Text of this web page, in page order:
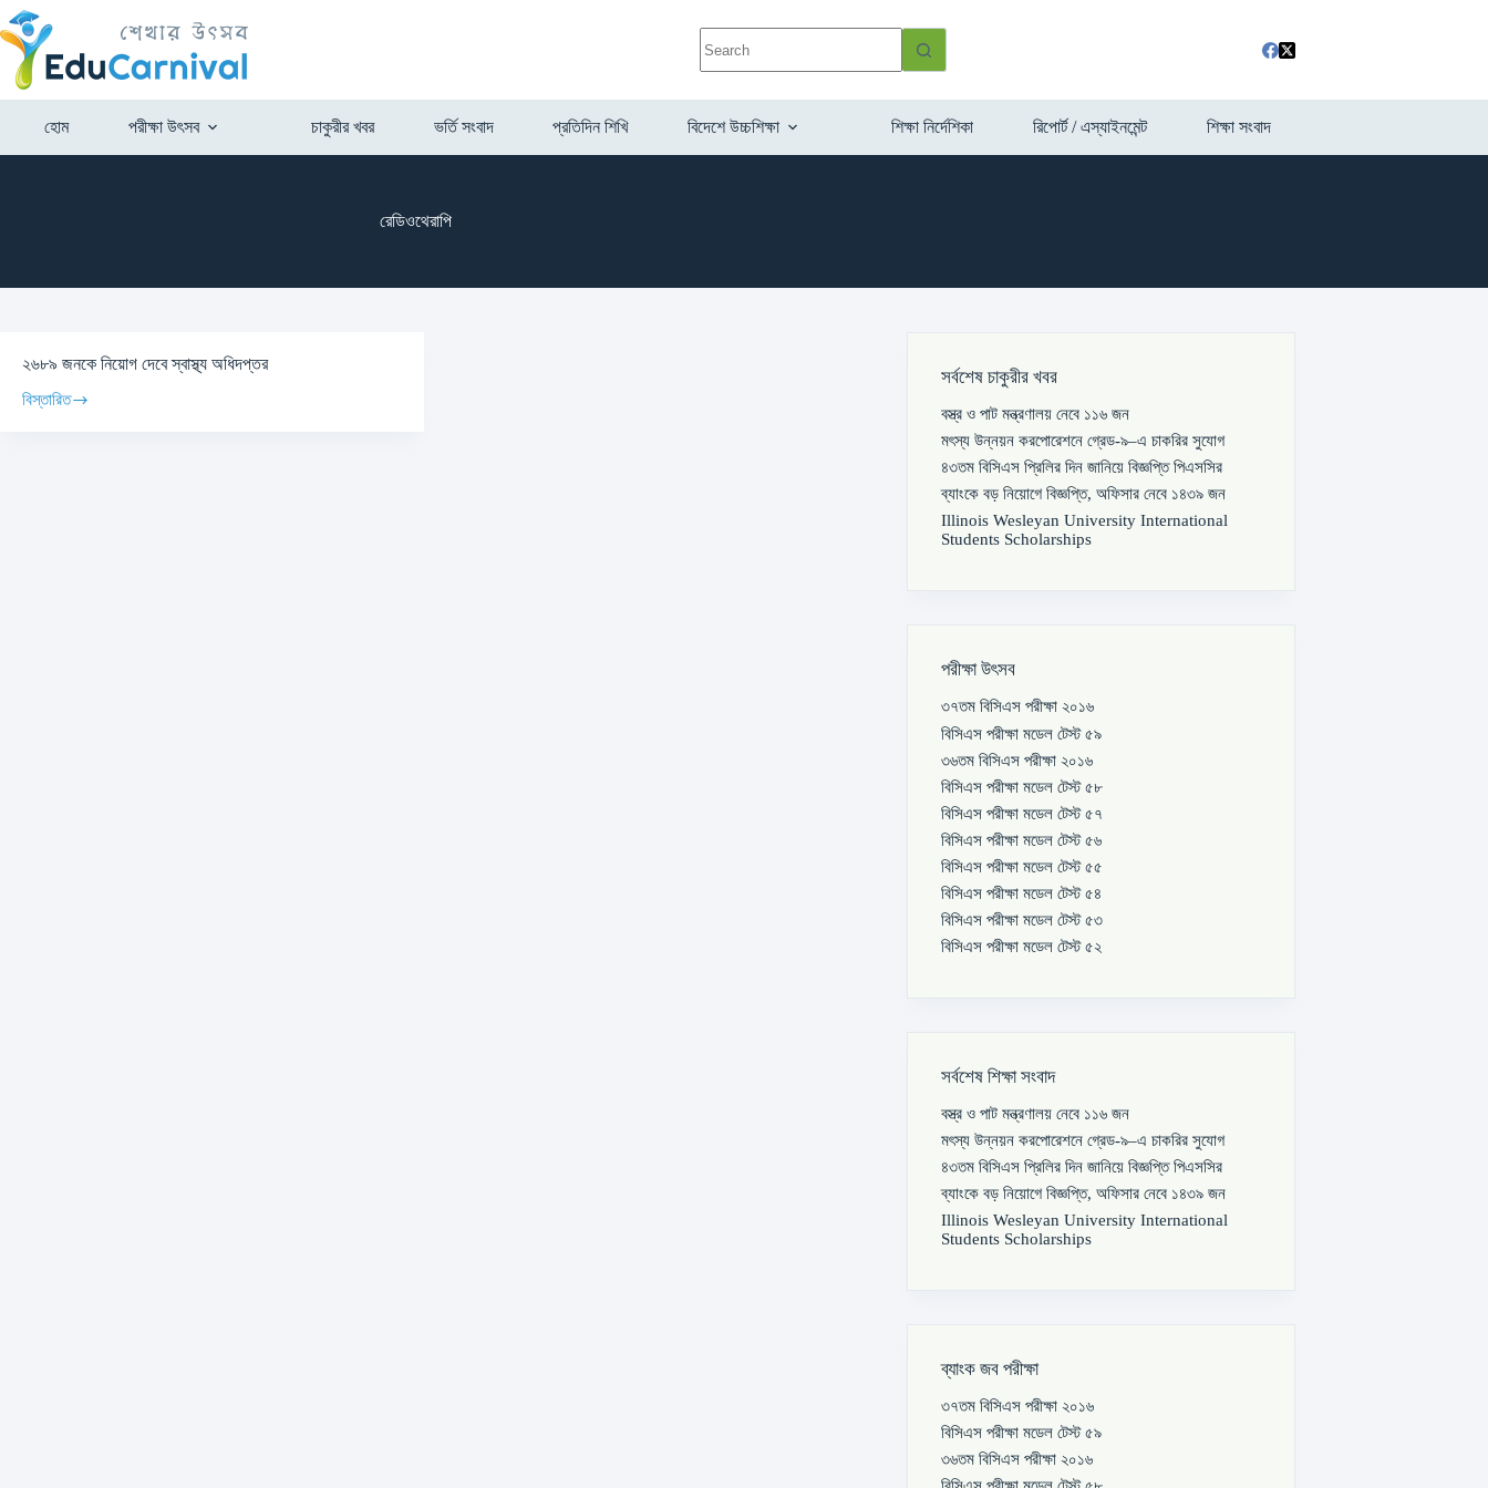
হোম পরীক্ষা উৎসব চাকুরীর খবর ভর্তি সংবাদ প্রতিদিন শিখি বিদেশে উচ্চশিক্ষা শিক্ষা নির্দেশিকা রিপোর্ট / এস্যাইনমেন্ট শিক্ষা সংবাদ
রেডিওথেরাপি
২৬৮৯ জনকে নিয়োগ দেবে স্বাস্থ্য অধিদপ্তর
বিস্তারিত
সর্বশেষ চাকুরীর খবর
বস্ত্র ও পাট মন্ত্রণালয় নেবে ১১৬ জন
মৎস্য উন্নয়ন করপোরেশনে গ্রেড-৯–এ চাকরির সুযোগ
৪৩তম বিসিএস প্রিলির দিন জানিয়ে বিজ্ঞপ্তি পিএসসির
ব্যাংকে বড় নিয়োগে বিজ্ঞপ্তি, অফিসার নেবে ১৪৩৯ জন
Illinois Wesleyan University International
Students Scholarships
পরীক্ষা উৎসব
৩৭তম বিসিএস পরীক্ষা ২০১৬
বিসিএস পরীক্ষা মডেল টেস্ট ৫৯
৩৬তম বিসিএস পরীক্ষা ২০১৬
বিসিএস পরীক্ষা মডেল টেস্ট ৫৮
বিসিএস পরীক্ষা মডেল টেস্ট ৫৭
বিসিএস পরীক্ষা মডেল টেস্ট ৫৬
বিসিএস পরীক্ষা মডেল টেস্ট ৫৫
বিসিএস পরীক্ষা মডেল টেস্ট ৫৪
বিসিএস পরীক্ষা মডেল টেস্ট ৫৩
বিসিএস পরীক্ষা মডেল টেস্ট ৫২
সর্বশেষ শিক্ষা সংবাদ
বস্ত্র ও পাট মন্ত্রণালয় নেবে ১১৬ জন
মৎস্য উন্নয়ন করপোরেশনে গ্রেড-৯–এ চাকরির সুযোগ
৪৩তম বিসিএস প্রিলির দিন জানিয়ে বিজ্ঞপ্তি পিএসসির
ব্যাংকে বড় নিয়োগে বিজ্ঞপ্তি, অফিসার নেবে ১৪৩৯ জন
Illinois Wesleyan University International
Students Scholarships
ব্যাংক জব পরীক্ষা
৩৭তম বিসিএস পরীক্ষা ২০১৬
বিসিএস পরীক্ষা মডেল টেস্ট ৫৯
৩৬তম বিসিএস পরীক্ষা ২০১৬